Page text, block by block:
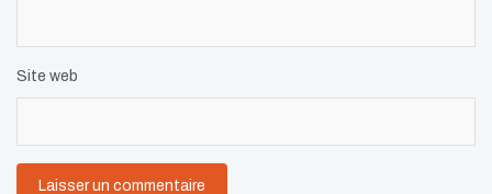
Site web